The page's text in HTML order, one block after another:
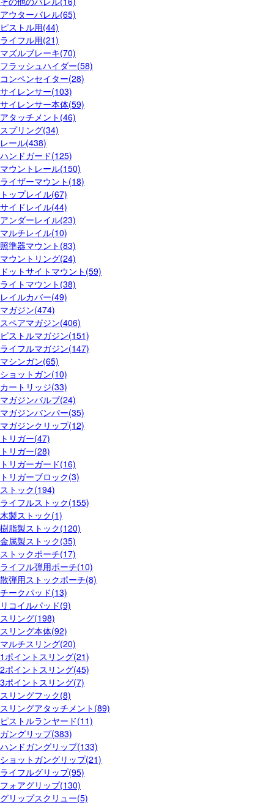
アウターバレル(65)
ピストル用(44)
ライフル用(21)
マズルブレーキ(70)
フラッシュハイダー(58)
コンペンセイター(28)
サイレンサー(103)
サイレンサー本体(59)
アタッチメント(46)
スプリング(34)
レール(438)
ハンドガード(125)
マウントレール(150)
ライザーマウント(18)
トップレイル(67)
サイドレイル(44)
アンダーレイル(23)
マルチレイル(10)
照準器マウント(83)
マウントリング(24)
ドットサイトマウント(59)
ライトマウント(38)
レイルカバー(49)
マガジン(474)
スペアマガジン(406)
ピストルマガジン(151)
ライフルマガジン(147)
マシンガン(65)
ショットガン(10)
カートリッジ(33)
マガジンバルブ(24)
マガジンバンパー(35)
マガジンクリップ(12)
トリガー(47)
トリガー(28)
トリガーガード(16)
トリガーブロック(3)
ストック(194)
ライフルストック(155)
木製ストック(1)
樹脂製ストック(120)
金属製ストック(35)
ストックポーチ(17)
ライフル弾用ポーチ(10)
散弾用ストックポーチ(8)
チークパッド(13)
リコイルパッド(9)
スリング(198)
スリング本体(92)
マルチスリング(20)
1ポイントスリング(21)
2ポイントスリング(45)
3ポイントスリング(7)
スリングフック(8)
スリングアタッチメント(89)
ピストルランヤード(11)
ガングリップ(383)
ハンドガングリップ(133)
ショットガングリップ(21)
ライフルグリップ(95)
フォアグリップ(130)
グリップスクリュー(5)